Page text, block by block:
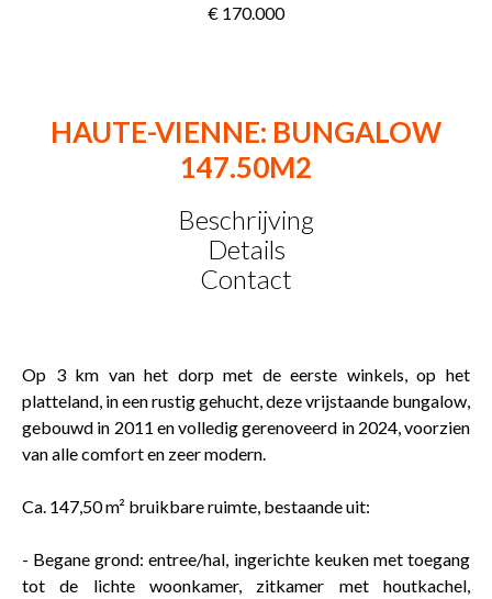
€ 170.000
HAUTE-VIENNE: BUNGALOW
147.50M2
Beschrijving
Details
Contact
Op 3 km van het dorp met de eerste winkels, op het
platteland, in een rustig gehucht, deze vrijstaande bungalow,
gebouwd in 2011 en volledig gerenoveerd in 2024, voorzien
van alle comfort en zeer modern.
Ca. 147,50 m² bruikbare ruimte, bestaande uit:
- Begane grond: entree/hal, ingerichte keuken met toegang
tot de lichte woonkamer, zitkamer met houtkachel,